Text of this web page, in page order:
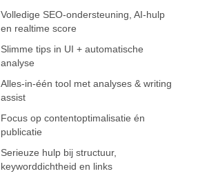
Volledige SEO-ondersteuning, AI‑hulp
en realtime score
Slimme tips in UI + automatische
analyse
Alles‑in‑één tool met analyses & writing
assist
Focus op contentoptimalisatie én
publicatie
Serieuze hulp bij structuur,
keyworddichtheid en links